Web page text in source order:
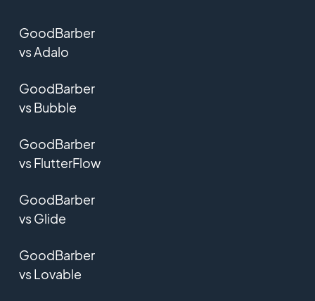
GoodBarber
vs Adalo
GoodBarber
vs Bubble
GoodBarber
vs FlutterFlow
GoodBarber
vs Glide
GoodBarber
vs Lovable